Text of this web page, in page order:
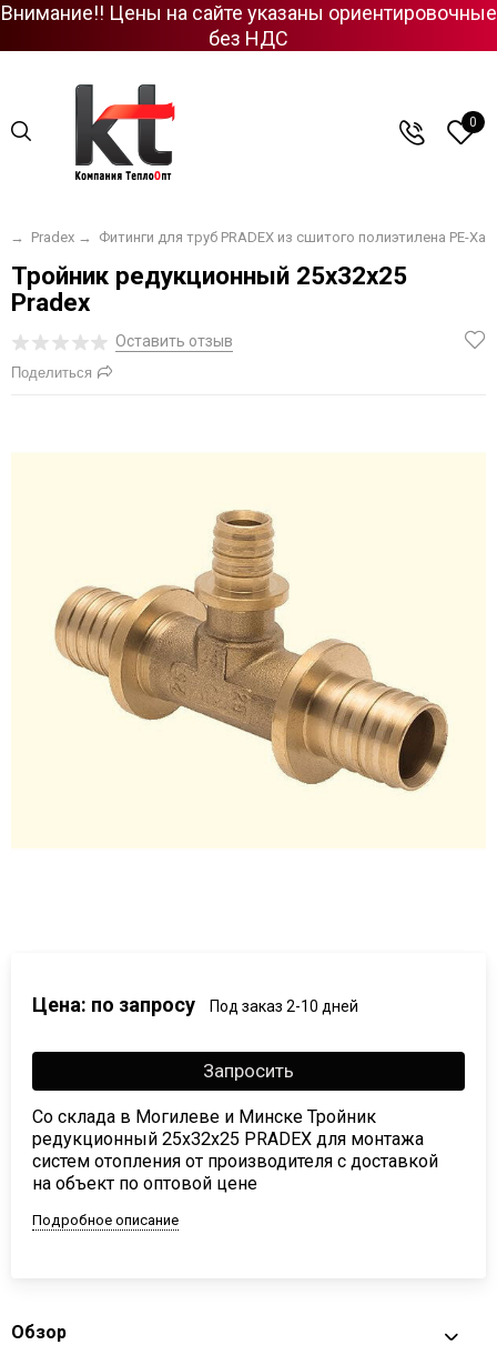
Внимание!! Цены на сайте указаны ориентировочные
без НДС
0
→ Pradex → Фитинги для труб PRADEX из сшитого полиэтилена PE-Xa
Тройник редукционный 25x32x25
Pradex
Оставить отзыв
Поделиться
Цена: по запросу Под заказ 2-10 дней
Запросить
Со склада в Могилеве и Минске Тройник
редукционный 25x32x25 PRADEX для монтажа
систем отопления от производителя с доставкой
на объект по оптовой цене
Подробное описание
Обзор